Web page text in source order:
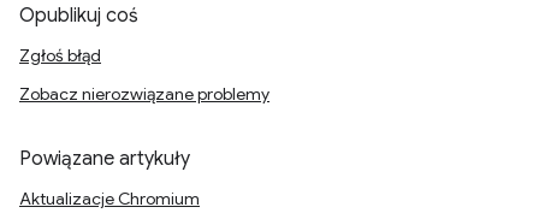
Opublikuj coś
Zgłoś błąd
Zobacz nierozwiązane problemy
Powiązane artykuły
Aktualizacje Chromium